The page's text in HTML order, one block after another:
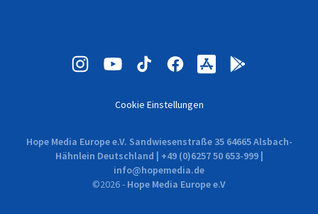
Cookie Einstellungen
Hope Media Europe e.V. Sandwiesenstraße 35 64665 Alsbach-
Hähnlein Deutschland | +49 (0)6257 50 653-999 |
info@hopemedia.de
©2026- Hope Media Europe e.V